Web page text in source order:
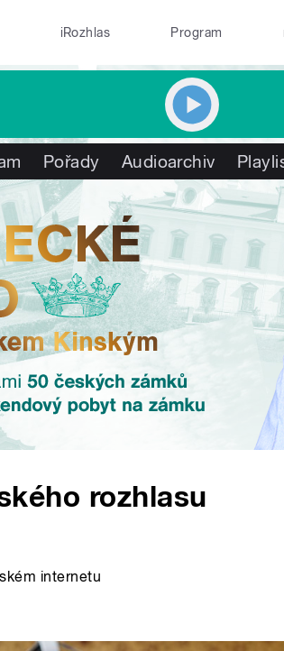
iRozhlas Program
Pořady Audioarchiv
rozhlasu
internetu